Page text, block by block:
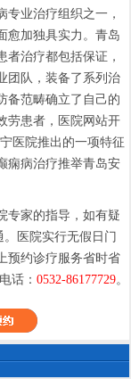
业治疗组织之一，
愈加独具实力。青岛
治疗都包括保证，
团队，装备了系列治
备范畴确立了自己的
劳患者，医院网站开
医院推出的一项特征
痫病治疗推举青岛安
家的指导，如有疑
。医院实行无假日门
预约诊疗服务省时省
话：0532-86177729。